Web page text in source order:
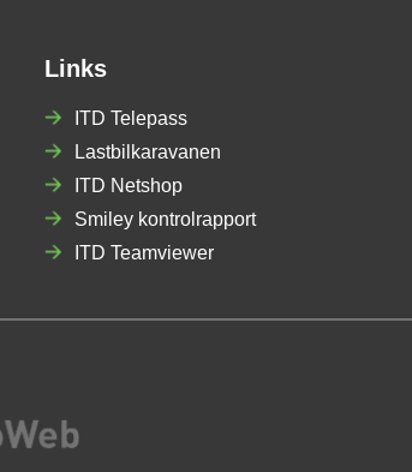
Links
ITD Telepass
Lastbilkaravanen
ITD Netshop
Smiley kontrolrapport
ITD Teamviewer